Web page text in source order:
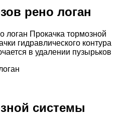
рено логан
логан Прокачка тормозной
гидравлического контура
в удалении пузырьков
системы